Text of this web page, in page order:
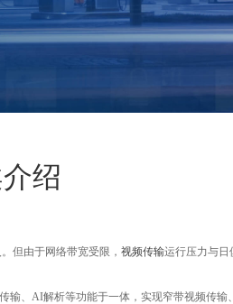
绍
但由于网络带宽受限， 视频传输运行压力与日
输、AI解析等功能于一体，实现窄带视频传